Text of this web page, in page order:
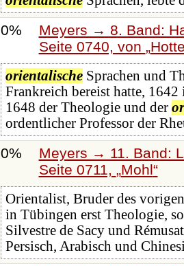
0%
Meyers → 8. Band:
Seite 0740, von
orientalischeSprachen und
Frankreich bereist hatte,
1648 der Theologie und der
ordentlicher Professor der
0%
Meyers → 11. Band:
Seite 0711,
Mohl
Orientalist, Bruder des
in Tübingen erst Theologie,
Silvestre de Sacy und
Persisch, Arabisch und